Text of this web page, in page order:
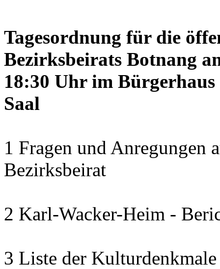
Tagesordnung für die
Bezirksbeirats Botnang
18:30 Uhr im
Saal
1 Fragen und Anregungen
Bezirksbeirat
2 Karl-Wacker-Heim -
3 Liste der